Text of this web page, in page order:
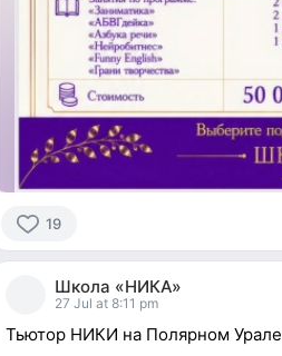
19
19
reactedШкола «НИКА»
27 Jul at 8:11 pm
Тьютор НИКИ на Полярном